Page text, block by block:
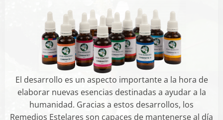
El desarrollo es un aspecto importante a la hora de
elaborar nuevas esencias destinadas a ayudar a la
humanidad. Gracias a estos desarrollos, los
Remedios Estelares son capaces de mantenerse al día